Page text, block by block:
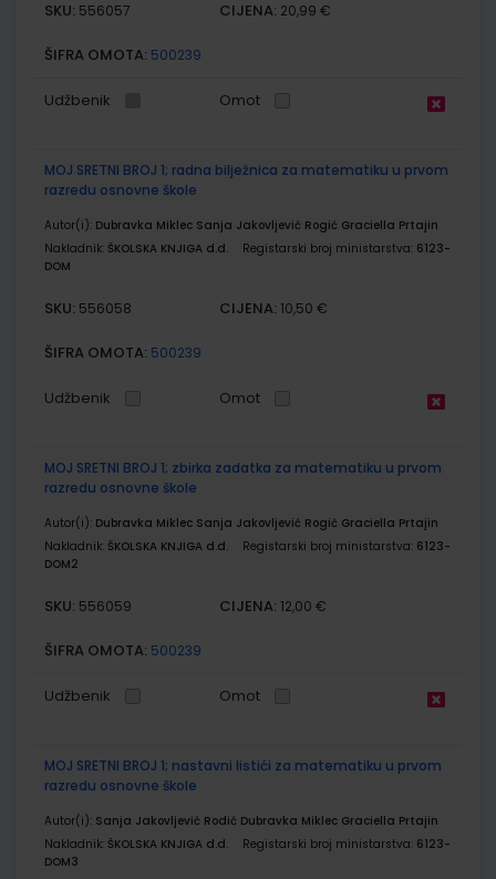
SKU: 556057 CIJENA: 20,99 €
ŠIFRA OMOTA: 500239
Udžbenik Omot
MOJ SRETNI BROJ 1; radna bilježnica za matematiku u prvom
razredu osnovne škole
Autor(i): Dubravka Miklec Sanja Jakovljević Rogić Graciella Prtajin
Nakladnik: ŠKOLSKA KNJIGA d.d. Registarski broj ministarstva: 6123-
DOM
SKU: 556058 CIJENA: 10,50 €
ŠIFRA OMOTA: 500239
Udžbenik Omot
MOJ SRETNI BROJ 1; zbirka zadatka za matematiku u prvom
razredu osnovne škole
Autor(i): Dubravka Miklec Sanja Jakovljević Rogić Graciella Prtajin
Nakladnik: ŠKOLSKA KNJIGA d.d. Registarski broj ministarstva: 6123-
DOM2
SKU: 556059 CIJENA: 12,00 €
ŠIFRA OMOTA: 500239
Udžbenik Omot
MOJ SRETNI BROJ 1; nastavni listići za matematiku u prvom
razredu osnovne škole
Autor(i): Sanja Jakovljević Rodić Dubravka Miklec Graciella Prtajin
Nakladnik: ŠKOLSKA KNJIGA d.d. Registarski broj ministarstva: 6123-
DOM3